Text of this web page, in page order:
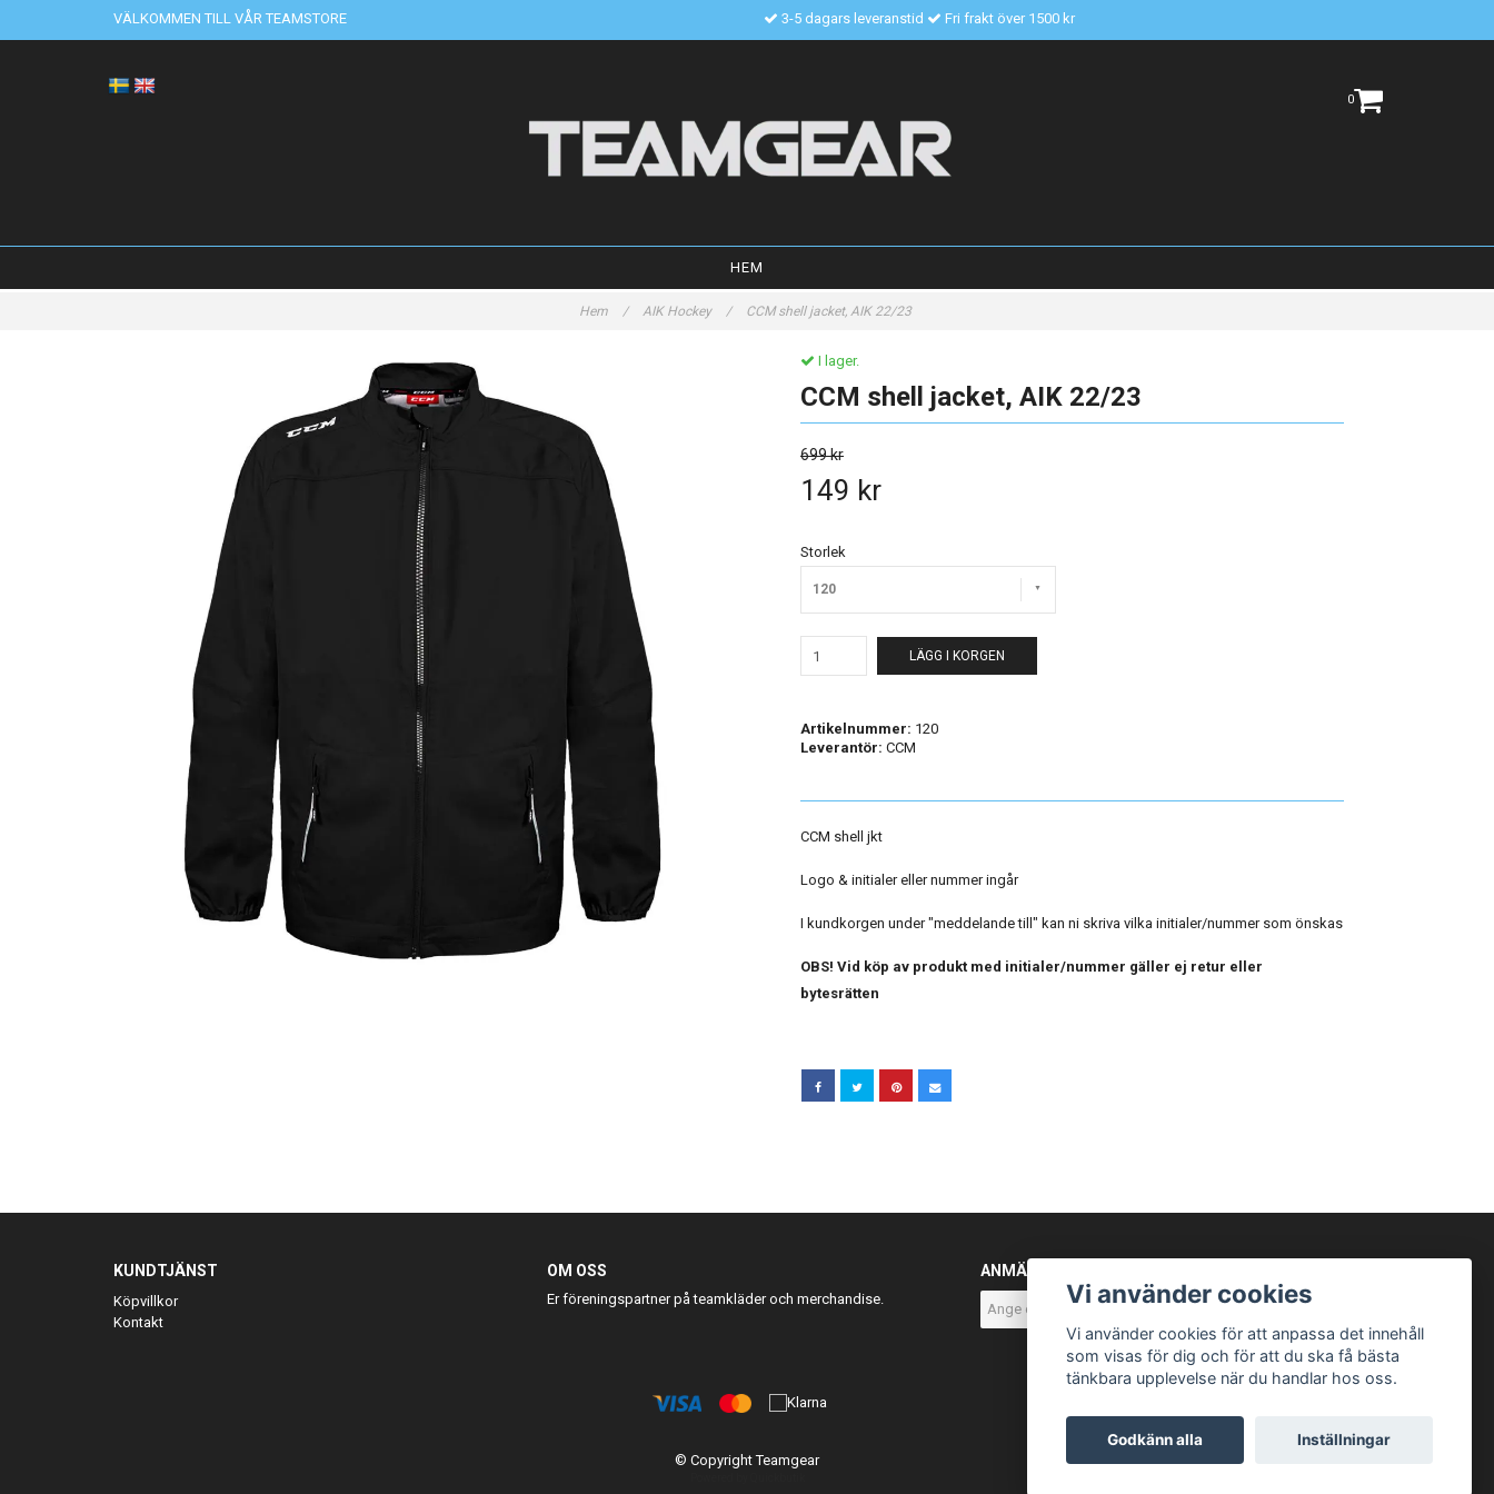
VÄLKOMMEN TILL VÅR TEAMSTORE 3-5 dagars leveranstid Fri frakt över 1500 kr
0
HEM
Hem / AIK Hockey / CCM shell jacket, AIK 22/23
I lager.
CCM shell jacket, AIK 22/23
699 kr
149 kr
Storlek
120
LÄGG I KORGEN
Artikelnummer: 120
Leverantör: CCM
CCM shell jkt
Logo & initialer eller nummer ingår
I kundkorgen under "meddelande till" kan ni skriva vilka initialer/nummer som önskas
OBS! Vid köp av produkt med initialer/nummer gäller ej retur eller
bytesrätten
KUNDTJÄNST
Köpvillkor
Kontakt
OM OSS
Er föreningspartner på teamkläder och merchandise.
ANMÄL DIG TILL VÅRT NYHETSBREV
Prenumerera
© Copyright Teamgear
Vi använder cookies
Vi använder cookies för att anpassa det innehåll
som visas för dig och för att du ska få bästa
tänkbara upplevelse när du handlar hos oss.
Godkänn alla Inställningar